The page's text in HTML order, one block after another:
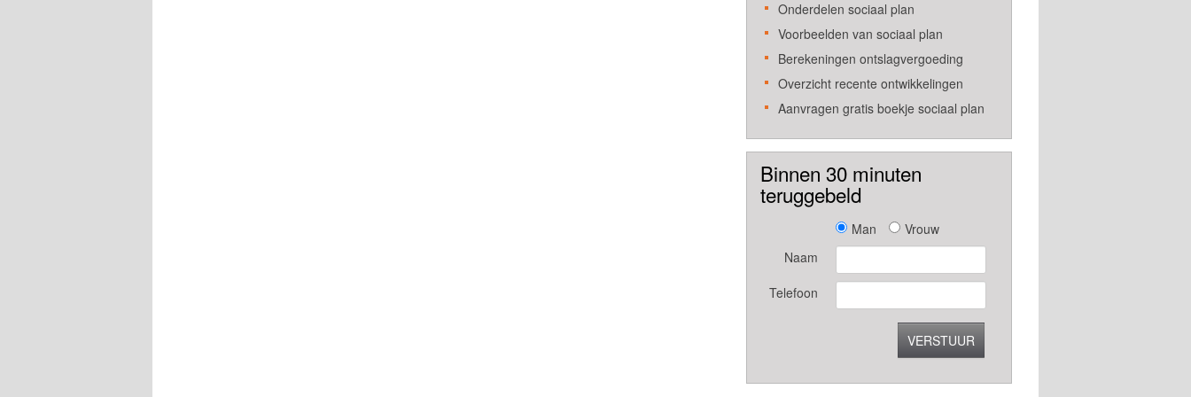
Onderdelen sociaal plan
Voorbeelden van sociaal plan
Berekeningen ontslagvergoeding
Overzicht recente ontwikkelingen
Aanvragen gratis boekje sociaal plan
Binnen 30 minuten
teruggebeld
Man
Vrouw
Naam
Telefoon
VERSTUUR